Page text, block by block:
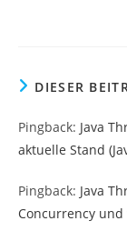
DIESER
Pingback: Java
aktuelle Stand
Pingback: Java
Concurrency